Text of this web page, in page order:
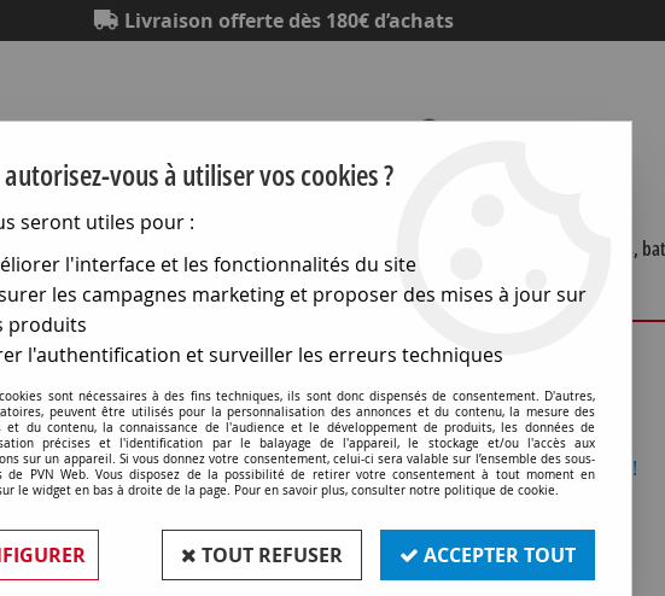
Livraison offerte dès 180€ d’achats
Piles,
>Lampes a filament >E12 12x34 24v 5w (117802)
E12 12x34 24v 5w (117802)
Soyez le premier à donner votre avis !
6,90€TTC
Réf. :OR117802
vous à utiliser vos cookies ?
seront utiles pour :
l'interface et les fonctionnalités du site
les campagnes marketing et proposer des mises à jour sur
produits
l'authentification et surveiller les erreurs techniques
sont nécessaires à des fins techniques, ils sont donc dispensés de consentement. D'autres,
peuvent être utilisés pour la personnalisation des annonces et du contenu, la mesure des
et du contenu, la connaissance de l'audience et le développement de produits, les données de
précises et l'identification par le balayage de l'appareil, le stockage et/ou l'accès aux
sur un appareil. Si vous donnez votre consentement, celui-ci sera valable sur l’ensemble des sous-
de PVN Web. Vous disposez de la possibilité de retirer votre consentement à tout moment en
le widget en bas à droite de la page. Pour en savoir plus, consulter notre politique de cookie.
TOUT REFUSER ACCEPTER TOUT